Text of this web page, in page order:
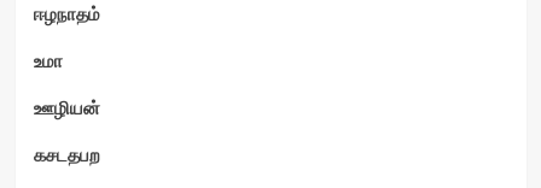
ஈழநாதம்
உமா
ஊழியன்
கசடதபற